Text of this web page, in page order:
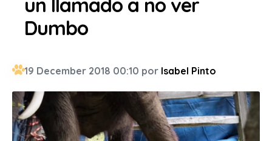
Dumbo
19 December 2018 00:10 por Isabel Pinto